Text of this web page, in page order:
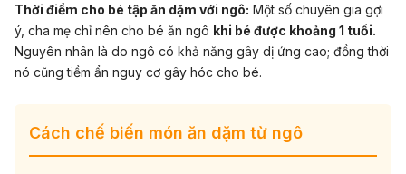
Thời điểm cho bé tập ăn dặm với ngô: Một số chuyên gia gợi
ý, cha mẹ chỉ nên cho bé ăn ngô khi bé được khoảng 1 tuổi.
Nguyên nhân là do ngô có khả năng gây dị ứng cao; đồng thời
nó cũng tiềm ẩn nguy cơ gây hóc cho bé.
Cách chế biến món ăn dặm từ ngô